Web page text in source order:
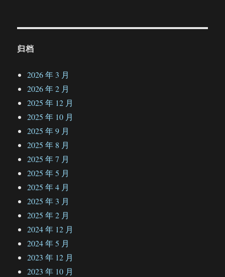
归档
2026 年 3 月
2026 年 2 月
2025 年 12 月
2025 年 10 月
2025 年 9 月
2025 年 8 月
2025 年 7 月
2025 年 5 月
2025 年 4 月
2025 年 3 月
2025 年 2 月
2024 年 12 月
2024 年 5 月
2023 年 12 月
2023 年 10 月